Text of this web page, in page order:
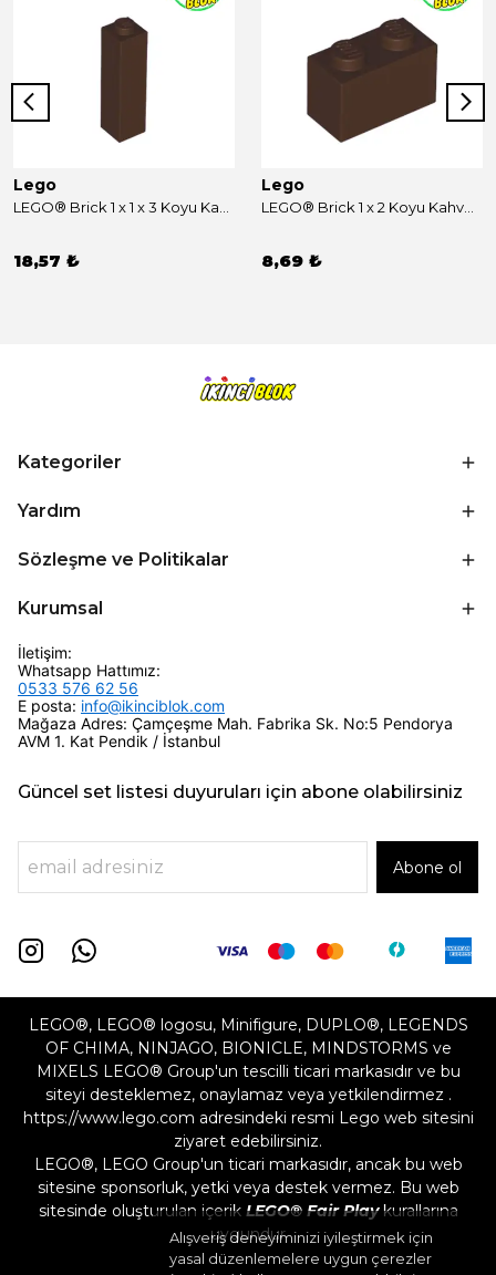
Alışveriş deneyiminizi iyileştirmek için
yasal düzenlemelere uygun çerezler
Lego
18,57 ₺
Lego
8,69 ₺
Kategoriler
Yardım
Sözleşme ve Politikalar
Kurumsal
İletişim:
Whatsapp Hattımız:
0533 576 62 56
E posta: info@ikinciblok.com
Mağaza Adres: Çamçeşme Mah. Fabrika Sk. No:5 Pendorya
AVM 1. Kat Pendik / İstanbul
Güncel set listesi duyuruları için abone olabilirsiniz
Abone ol
LEGO®, LEGO® logosu, Minifigure, DUPLO®, LEGENDS
OF CHIMA, NINJAGO, BIONICLE, MINDSTORMS ve
MIXELS LEGO® Group'un tescilli ticari markasıdır ve bu
siteyi desteklemez, onaylamaz veya yetkilendirmez .
https://www.lego.com adresindeki resmi Lego web sitesini
ziyaret edebilirsiniz.
LEGO®, LEGO Group'un ticari markasıdır, ancak bu web
sitesine sponsorluk, yetki veya destek vermez. Bu web
sitesinde oluşturulan içerik LEGO® Fair Playkurallarına
uygundur